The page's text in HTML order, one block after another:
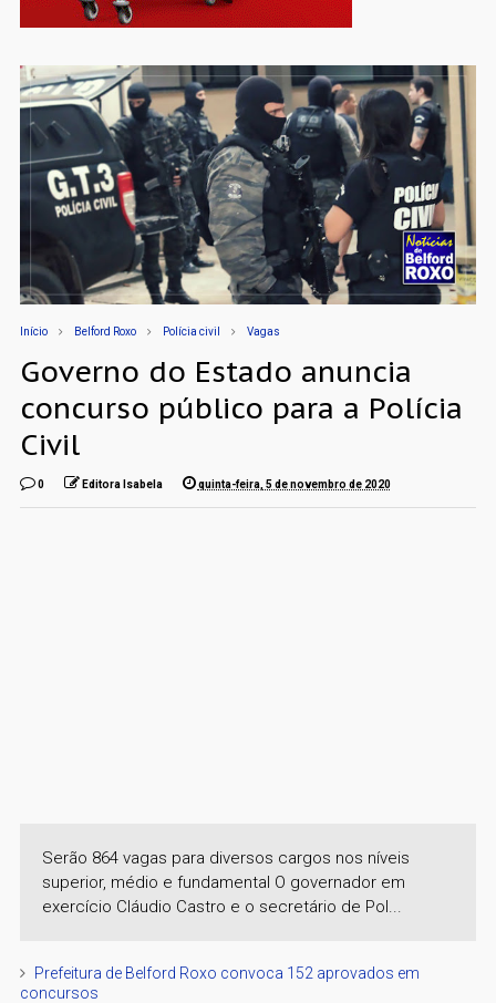
Início Belford Roxo Polícia civil Vagas
Governo do Estado anuncia
concurso público para a Polícia
Civil
0 Editora Isabela quinta-feira, 5 de novembro de 2020
Serão 864 vagas para diversos cargos nos níveis
superior, médio e fundamental O governador em
exercício Cláudio Castro e o secretário de Pol...
Prefeitura de Belford Roxo convoca 152 aprovados em
concursos